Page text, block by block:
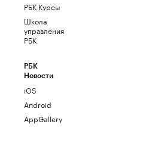
РБК Курсы
Школа
управления
РБК
РБК
Новости
iOS
Android
AppGallery